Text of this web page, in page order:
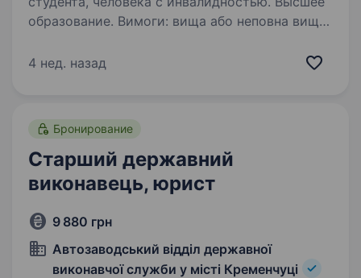
образование. Вимоги: вища або неповна вища
необов’язковий‌ вміння працювати в команді,
4 нед. назад
Бронирование
Старший державний
виконавець, юрист
9 880 грн
Автозаводський відділ державної
виконавчої служби у місті Кременчуці